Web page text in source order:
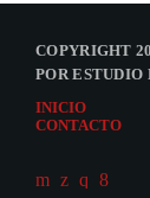
COPYRIGHT
POR ESTUDIO
INICIO
CONTACTO